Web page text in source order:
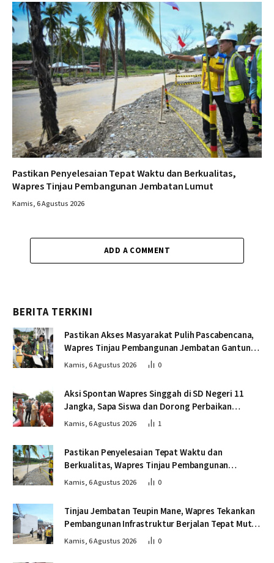
Pastikan Penyelesaian Tepat Waktu dan Berkualitas,
Wapres Tinjau Pembangunan Jembatan Lumut
Kamis, 6 Agustus 2026
ADD A COMMENT
BERITA TERKINI
Pastikan Akses Masyarakat Pulih Pascabencana,
Wapres Tinjau Pembangunan Jembatan Gantung
Kendawi
Kamis, 6 Agustus 2026 0
Aksi Spontan Wapres Singgah di SD Negeri 11
Jangka, Sapa Siswa dan Dorong Perbaikan
Sekolah
Kamis, 6 Agustus 2026 1
Pastikan Penyelesaian Tepat Waktu dan
Berkualitas, Wapres Tinjau Pembangunan
Jembatan Lumut
Kamis, 6 Agustus 2026 0
Tinjau Jembatan Teupin Mane, Wapres Tekankan
Pembangunan Infrastruktur Berjalan Tepat Mutu
dan Tepat Waktu
Kamis, 6 Agustus 2026 0